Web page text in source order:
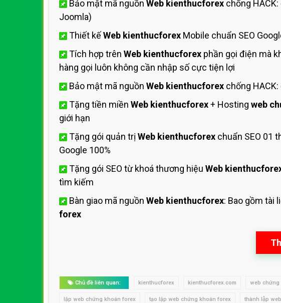
Bảo mật mã nguồn Web kienthucforex chống
Joomla)
Thiết kếWeb kienthucforex Mobile chuẩn SEO
Tích hợp trên Web kienthucforex phần gọi điện mà
hàng gọi luôn không cần nhập số cực tiện lợi
Bảo mật mã nguồn Web kienthucforex chống
Tặng tiền miền Web kienthucforex+ Hosting web
giới hạn
Tặng gói quản trị Web kienthucforex chuẩn SEO 01
Google 100%
Tặng gói SEO từ khoá thương hiệu Web
tìm kiếm
Bàn giao mã nguồn Web kienthucforex: Bao gồm tài
forex
Chủ đề liên quan: kienthucforex kienthucforex.com web chứng
lập web chứng khoán forex tạo lập web chứng khoán forex thành lập